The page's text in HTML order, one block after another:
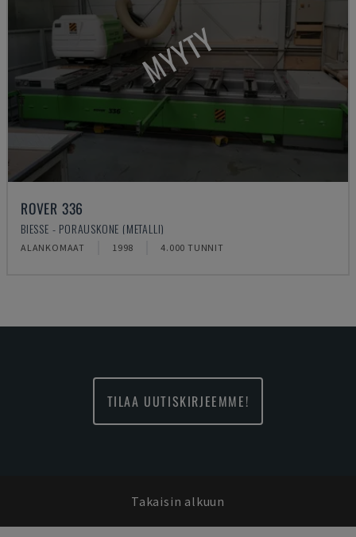
MYYTY
ROVER 336
BIESSE - PORAUSKONE (METALLI)
ALANKOMAAT 1998 4.000 TUNNIT
TILAA UUTISKIRJEEMME!
Takaisin alkuun